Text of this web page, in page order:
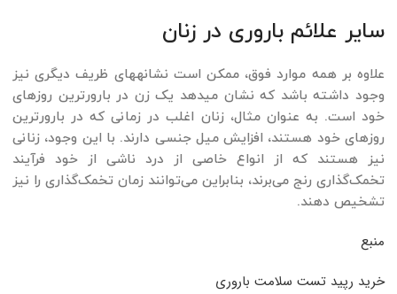
سایر علائم باروری در زنان
علاوه بر همه موارد فوق، ممکن است نشانه­های ظریف دیگری نیز
وجود داشته باشد که نشان می­دهد یک زن در بارورترین روزهای
خود است. به عنوان مثال، زنان اغلب در زمانی که در بارورترین
روزهای خود هستند، افزایش میل جنسی دارند. با این وجود، زنانی
نیز هستند که از انواع خاصی از درد ناشی از خود فرآیند
تخمک‌گذاری رنج می‌برند، بنابراین می‌توانند زمان تخمک‌گذاری را نیز
تشخیص دهند.
منبع
خرید رپید تست سلامت باروری